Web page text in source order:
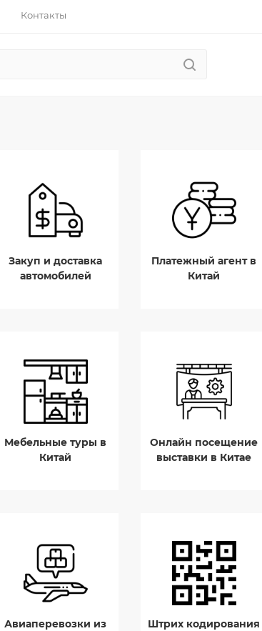
Контакты
Закуп и доставка
автомобилей
Платежный агент в
Китай
Мебельные туры в
Китай
Онлайн посещение
выставки в Китае
Авиаперевозки из
Штрих кодирования